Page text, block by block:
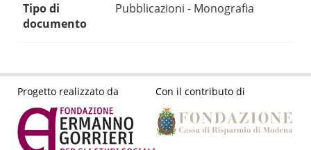
Tipo di
documento
Pubblicazioni - Monografia
Progetto realizzato da Con il contributo di